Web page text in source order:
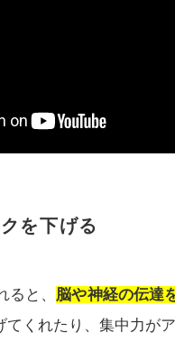
を下げる
と、 脳や神経の伝達
くれたり、集中力がア